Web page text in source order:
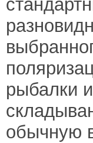
рыбалки
обычную